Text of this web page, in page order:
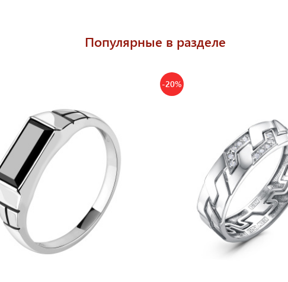
Популярные в разделе
-20%